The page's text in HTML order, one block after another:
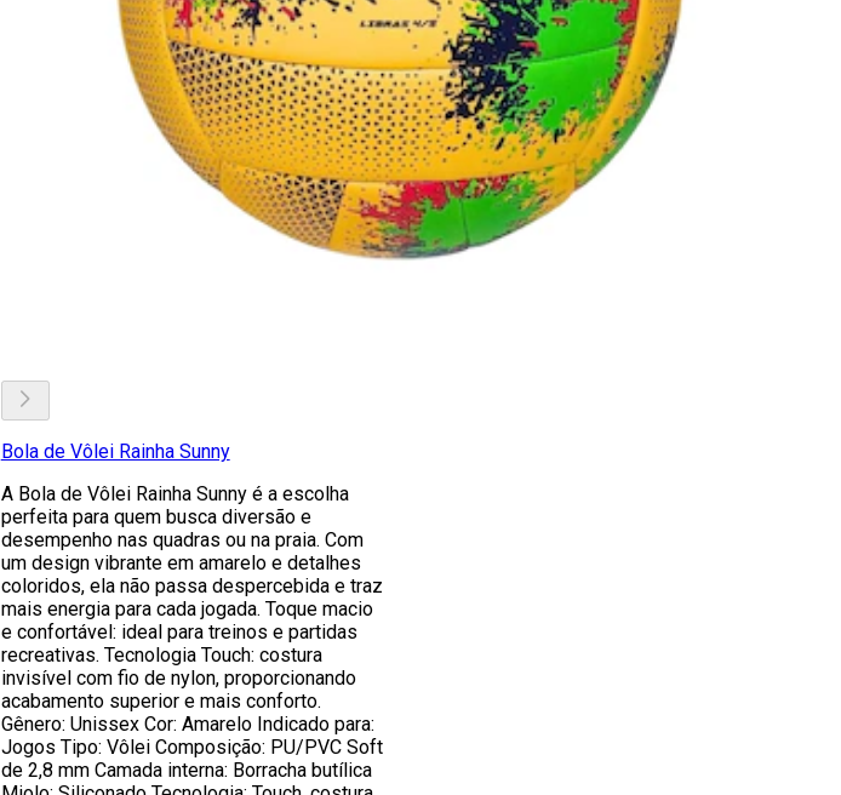
Bola de Vôlei Rainha Sunny
A Bola de Vôlei Rainha Sunny é a escolha
perfeita para quem busca diversão e
desempenho nas quadras ou na praia. Com
um design vibrante em amarelo e detalhes
coloridos, ela não passa despercebida e traz
mais energia para cada jogada. Toque macio
e confortável: ideal para treinos e partidas
recreativas. Tecnologia Touch: costura
invisível com fio de nylon, proporcionando
acabamento superior e mais conforto.
Gênero: Unissex Cor: Amarelo Indicado para:
Jogos Tipo: Vôlei Composição: PU/PVC Soft
de 2,8 mm Camada interna: Borracha butílica